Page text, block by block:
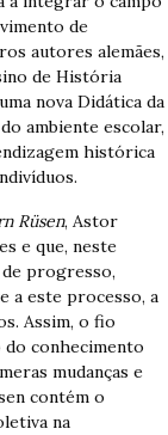
de
autores alemães,
de História
nova Didática da
ambiente escolar,
histórica
Rüsen, Astor
e que, neste
progresso,
a este processo, a
Assim, o fio
do conhecimento
mudanças e
contém o
na